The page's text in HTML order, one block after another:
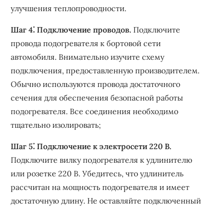
улучшения теплопроводности.
Шаг 4⁚ Подключение проводов. Подключите
провода подогревателя к бортовой сети
автомобиля. Внимательно изучите схему
подключения, предоставленную производителем.
Обычно используются провода достаточного
сечения для обеспечения безопасной работы
подогревателя. Все соединения необходимо
тщательно изолировать;
Шаг 5⁚ Подключение к электросети 220 В.
Подключите вилку подогревателя к удлинителю
или розетке 220 В. Убедитесь, что удлинитель
рассчитан на мощность подогревателя и имеет
достаточную длину. Не оставляйте подключенный